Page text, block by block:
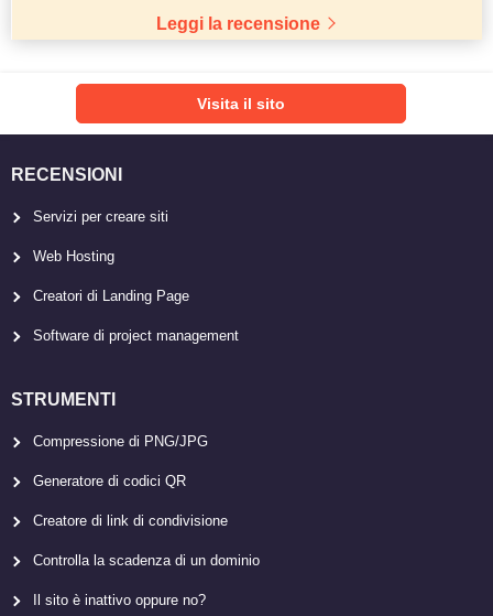
Leggi la recensione
Visita il sito
RECENSIONI
Servizi per creare siti
Web Hosting
Creatori di Landing Page
Software di project management
STRUMENTI
Compressione di PNG/JPG
Generatore di codici QR
Creatore di link di condivisione
Controlla la scadenza di un dominio
Il sito è inattivo oppure no?